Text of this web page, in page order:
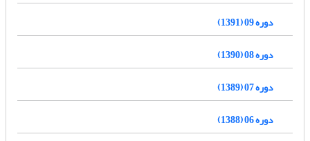
دوره 09 (1391)
دوره 08 (1390)
دوره 07 (1389)
دوره 06 (1388)